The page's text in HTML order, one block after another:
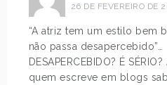
26 DE FEVEREIRO DE
“A atriz tem um estilo bem
não passa desapercebido”…
DESAPERCEBIDO? É
quem escreve em blogs